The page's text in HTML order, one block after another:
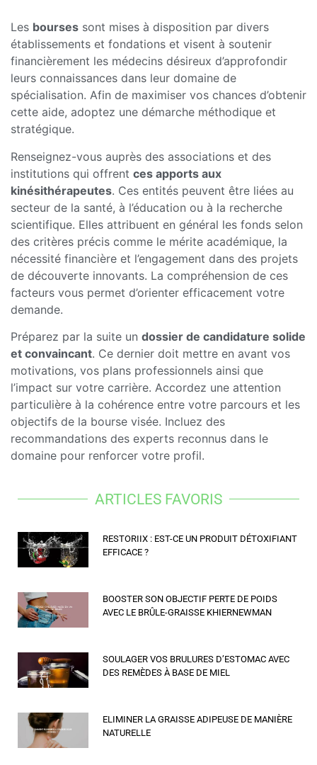
Les bourses sont mises à disposition par divers
établissements et fondations et visent à soutenir
financièrement les médecins désireux d’approfondir
leurs connaissances dans leur domaine de
spécialisation. Afin de maximiser vos chances d’obtenir
cette aide, adoptez une démarche méthodique et
stratégique.
Renseignez-vous auprès des associations et des
institutions qui offrent ces apports aux
kinésithérapeutes. Ces entités peuvent être liées au
secteur de la santé, à l’éducation ou à la recherche
scientifique. Elles attribuent en général les fonds selon
des critères précis comme le mérite académique, la
nécessité financière et l’engagement dans des projets
de découverte innovants. La compréhension de ces
facteurs vous permet d’orienter efficacement votre
demande.
Préparez par la suite un dossier de candidature solide
et convaincant. Ce dernier doit mettre en avant vos
motivations, vos plans professionnels ainsi que
l’impact sur votre carrière. Accordez une attention
particulière à la cohérence entre votre parcours et les
objectifs de la bourse visée. Incluez des
recommandations des experts reconnus dans le
domaine pour renforcer votre profil.
ARTICLES FAVORIS
RESTORIIX : EST-CE UN PRODUIT DÉTOXIFIANT
EFFICACE ?
BOOSTER SON OBJECTIF PERTE DE POIDS
AVEC LE BRÛLE-GRAISSE KHIERNEWMAN
SOULAGER VOS BRULURES D’ESTOMAC AVEC
DES REMÈDES À BASE DE MIEL
ELIMINER LA GRAISSE ADIPEUSE DE MANIÈRE
NATURELLE